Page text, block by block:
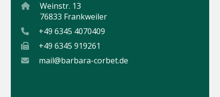
Weinstr. 13
76833 Frankweiler
+49 6345 4070409
+49 6345 919261
mail@barbara-corbet.de